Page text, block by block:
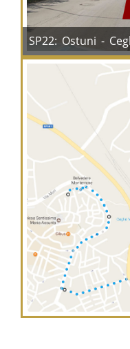
SP22: Ostuni -